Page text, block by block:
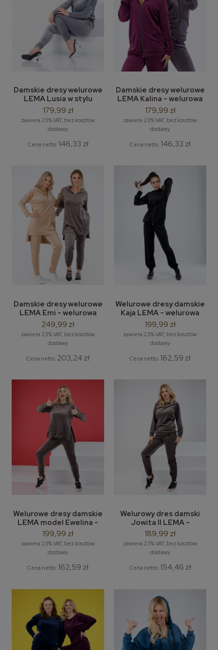
Damskie dresy welurowe
LEMA Lusia w stylu
Glamour - welurowa
bluza z marszczeniem na
rękawach
179,99 zł
zawiera 23% VAT, bez kosztów
dostawy
Cena netto: 146,33 zł
Damskie dresy welurowe
LEMA Kalina - welurowa
bluza z kaptuem +
welurowe spodnie
dresowe
179,99 zł
zawiera 23% VAT, bez kosztów
dostawy
Cena netto: 146,33 zł
Damskie dresy welurowe
LEMA Emi - welurowa
bluza + spodnie welurowe
249,99 zł
zawiera 23% VAT, bez kosztów
dostawy
Cena netto: 203,24 zł
Welurowe dresy damskie
Kaja LEMA - welurowa
bluza z kapturem +
dresowe spodnie z
weluru
199,99 zł
zawiera 23% VAT, bez kosztów
dostawy
Cena netto: 162,59 zł
Welurowe dresy damskie
LEMA model Ewelina -
welurowa bluza z
kapturem + welurowe
spodnie dresowe
199,99 zł
zawiera 23% VAT, bez kosztów
dostawy
Cena netto: 162,59 zł
Welurowy dres damski
Jowita II LEMA -
welurowa bluza z
kapturem bez zamka +
welurowe spodnie
dresowe
189,99 zł
zawiera 23% VAT, bez kosztów
dostawy
Cena netto: 154,46 zł